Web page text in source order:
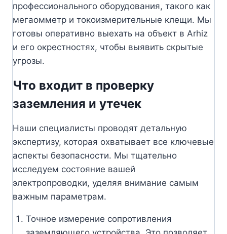
профессионального оборудования, такого как
мегаомметр и токоизмерительные клещи. Мы
готовы оперативно выехать на объект в Arhiz
и его окрестностях, чтобы выявить скрытые
угрозы.
Что входит в проверку
заземления и утечек
Наши специалисты проводят детальную
экспертизу, которая охватывает все ключевые
аспекты безопасности. Мы тщательно
исследуем состояние вашей
электропроводки, уделяя внимание самым
важным параметрам.
Точное измерение сопротивления